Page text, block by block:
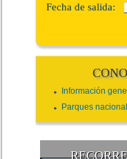
Fecha de salida:
Información
Parques